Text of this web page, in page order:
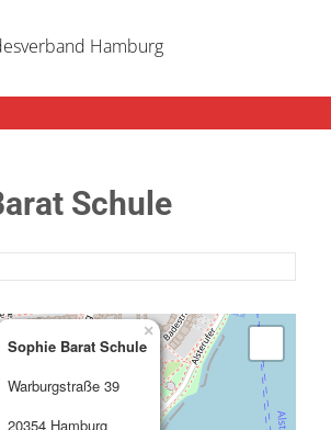
Hamburg
Schule
Sophie Barat Schule
Warburgstraße 39
20354 Hamburg
×